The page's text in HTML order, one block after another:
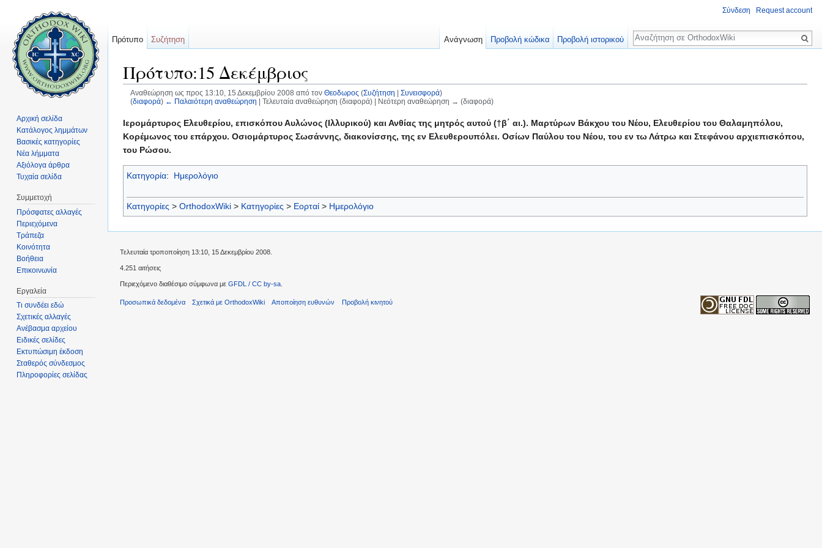
Πρότυπο:15 Δεκέμβριος
Αναθεώρηση ως προς 13:10, 15 Δεκεμβρίου 2008 από τον Θεοδωρος (Συζήτηση Συνεισφορά)
(διαφορά) ← Παλαιότερη αναθεώρηση | Τελευταία αναθεώρηση (διαφορά) | Νεότερη αναθεώρηση → (διαφορά)
Ιερομάρτυρος Ελευθερίου, επισκόπου Αυλώνος (Ιλλυρικού) και Ανθίας της μητρός αυτού (†β΄ αι.). Μαρτύρων Βάκχου του Νέου, Ελευθερίου του Θαλαμηπόλου,
Κορέμωνος του επάρχου. Οσιομάρτυρος Σωσάννης, διακονίσσης, της εν Ελευθερουπόλει. Οσίων Παύλου του Νέου, του εν τω Λάτρω και Στεφάνου αρχιεπισκόπου,
του Ρώσου.
Κατηγορία: Ημερολόγιο
Κατηγορίες > OrthodoxWiki > Κατηγορίες > Εορταί > Ημερολόγιο
Σύνδεση Request account
Πρότυπο Συζήτηση Ανάγνωση Προβολή κώδικα Προβολή ιστορικού
Αναζήτηση
Αρχική σελίδα
Κατάλογος λημμάτων
Βασικές κατηγορίες
Νέα λήμματα
Αξιόλογα άρθρα
Τυχαία σελίδα
Συμμετοχή
Πρόσφατες αλλαγές
Περιεχόμενα
Τράπεζα
Κοινότητα
Βοήθεια
Επικοινωνία
Εργαλεία
Τι συνδέει εδώ
Σχετικές αλλαγές
Ανέβασμα αρχείου
Ειδικές σελίδες
Εκτυπώσιμη έκδοση
Σταθερός σύνδεσμος
Πληροφορίες σελίδας
Τελευταία τροποποίηση 13:10, 15 Δεκεμβρίου 2008.
4.251 αιτήσεις
Περιεχόμενο διαθέσιμο σύμφωνα με GFDL / CC by-sa
Προσωπικά δεδομένα Σχετικά με OrthodoxWiki Αποποίηση ευθυνών Προβολή κινητού